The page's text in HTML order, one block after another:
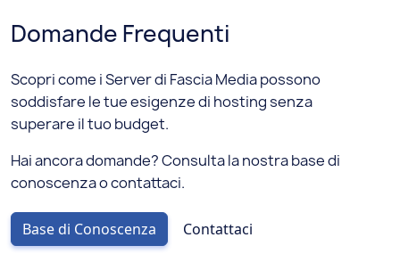
Domande Frequenti
Scopri come i Server di Fascia Media possono
soddisfare le tue esigenze di hosting senza
superare il tuo budget.
Hai ancora domande? Consulta la nostra base di
conoscenza o contattaci.
Base di Conoscenza Contattaci